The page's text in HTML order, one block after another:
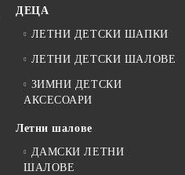
ДЕЦА
ЛЕТНИ ДЕТСКИ ШАПКИ
ЛЕТНИ ДЕТСКИ ШАЛОВЕ
ЗИМНИ ДЕТСКИ
АКСЕСОАРИ
Летни шалове
ДАМСКИ ЛЕТНИ
ШАЛОВЕ